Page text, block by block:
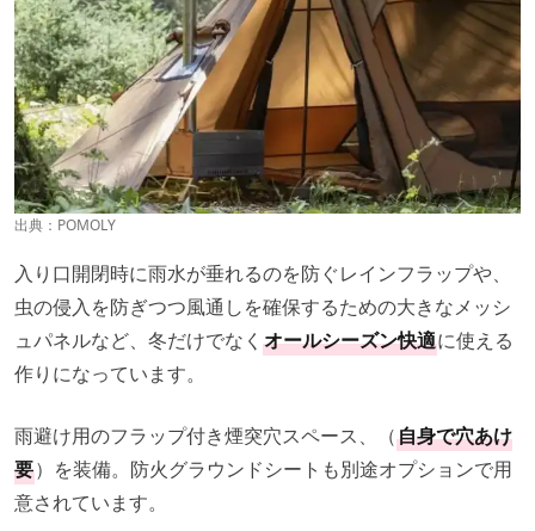
出典： POMOLY
入り口開閉時に雨水が垂れるのを防ぐレインフラップや、
虫の侵入を防ぎつつ風通しを確保するための大きなメッシ
ュパネルなど、冬だけでなく オールシーズン快適に使える
作りになっています。
雨避け用のフラップ付き煙突穴スペース、（自身で穴あけ
要）を装備。防火グラウンドシートも別途オプションで用
意されています。